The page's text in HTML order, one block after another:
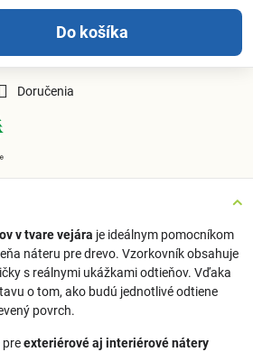
Do košíka
Doručenia
v tvare vejára je ideálnym pomocníkom
náteru pre drevo. Vzorkovník obsahuje
s reálnymi ukážkami odtieňov. Vďaka
o tom, ako budú jednotlivé odtiene
povrch.
preexteriérové aj interiérové nátery